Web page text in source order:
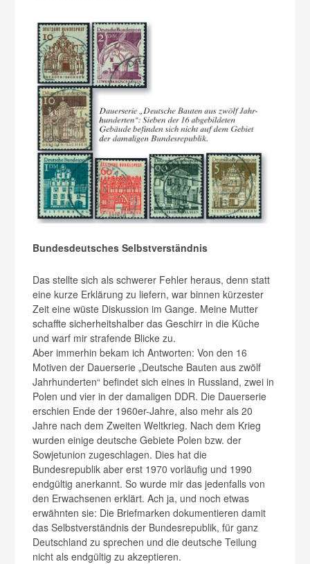
BundesdeutschesSelbstverständnis
Das stellte sich als schwerer Fehler heraus, denn statt
eine kurze Erklärung zu liefern, war binnen kürzester
Zeit eine wüste Diskussion im Gange. Meine Mutter
schaffte sicherheitshalber das Geschirr in die Küche
und warf mir strafende Blicke zu.
Aber immerhin bekam ich Antworten: Von den 16
Motiven der Dauerserie „Deutsche Bauten aus zwölf
Jahrhunderten“ befindet sich eines in Russland, zwei in
Polen und vier in der damaligen DDR. Die Dauerserie
erschien Ende der 1960er-Jahre, also mehr als 20
Jahre nach dem Zweiten Weltkrieg. Nach dem Krieg
wurden einige deutsche Gebiete Polen bzw. der
Sowjetunion zugeschlagen. Dies hat die
Bundesrepublik aber erst 1970 vorläufig und 1990
endgültig anerkannt. So wurde mir das jedenfalls von
den Erwachsenen erklärt. Ach ja, und noch etwas
erwähnten sie: Die Briefmarken dokumentieren damit
das Selbstverständnis der Bundesrepublik, für ganz
Deutschland zu sprechen und die deutsche Teilung
nicht als endgültig zu akzeptieren.